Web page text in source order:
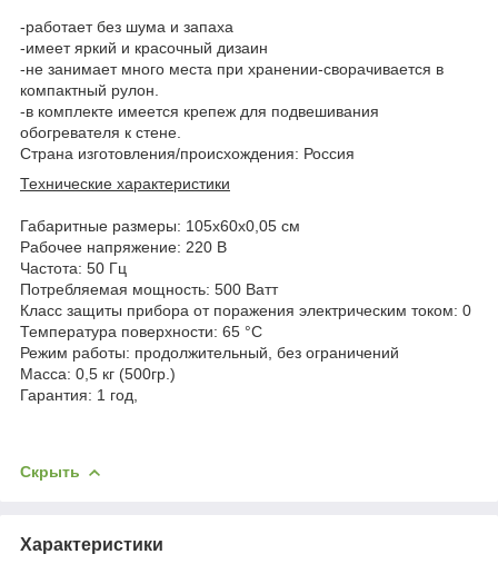
-работает без шума и запаха
-имеет яркий и красочный дизаин
-не занимает много места при хранении-сворачивается в
компактный рулон.
-в комплекте имеется крепеж для подвешивания
обогревателя к стене.
Страна изготовления/происхождения: Россия
Технические характеристики
Габаритные размеры: 105х60х0,05 см
Рабочее напряжение: 220 В
Частота: 50 Гц
Потребляемая мощность: 500 Ватт
Класс защиты прибора от поражения электрическим током: 0
Температура поверхности: 65 °С
Режим работы: продолжительный, без ограничений
Масса: 0,5 кг (500гр.)
Гарантия: 1 год,
Скрыть
Характеристики